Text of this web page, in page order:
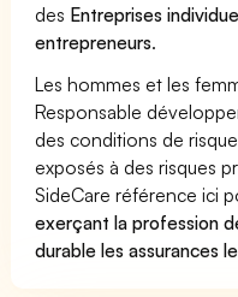
des Entreprises
entrepreneurs.
Les hommes et les
Responsable
des conditions de
exposés à des risques
SideCare référence ici
exerçant la profession
durable les assurances